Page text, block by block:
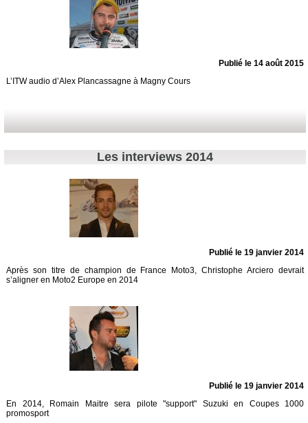
Publié le 14 août 2015
L’ITW audio d’Alex Plancassagne à Magny Cours
Les interviews 2014
Publié le 19 janvier 2014
Après son titre de champion de France Moto3, Christophe Arciero devrait
s’aligner en Moto2 Europe en 2014
Publié le 19 janvier 2014
En 2014, Romain Maitre sera pilote "support" Suzuki en Coupes 1000
promosport